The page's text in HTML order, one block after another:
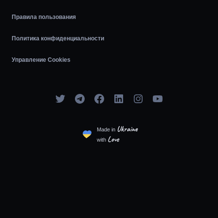
Правила пользования
Политика конфиденциальности
Управление Cookies
Made in Ukraine
with Love